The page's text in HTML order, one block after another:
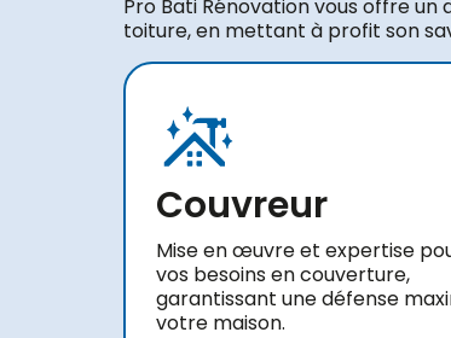
Pro Bati Rénovation vous offre
toiture, en mettant à profit son
Couvreur
Mise en œuvre et expertise
vos besoins en couverture,
garantissant une défense
votre maison.